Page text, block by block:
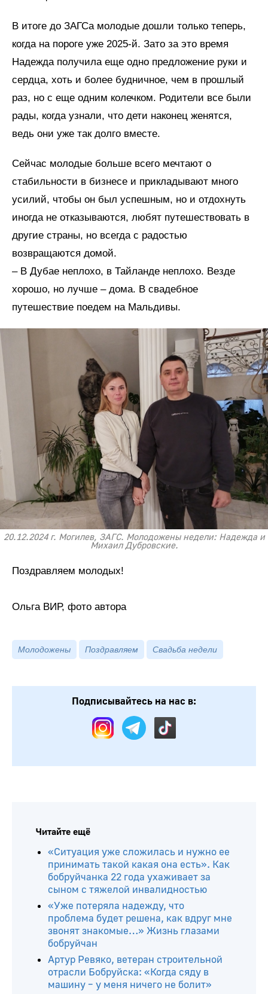
В итоге до ЗАГСа молодые дошли только теперь,
когда на пороге уже 2025-й. Зато за это время
Надежда получила еще одно предложение руки и
сердца, хоть и более будничное, чем в прошлый
раз, но с еще одним колечком. Родители все были
рады, когда узнали, что дети наконец женятся,
ведь они уже так долго вместе.
Сейчас молодые больше всего мечтают о
стабильности в бизнесе и прикладывают много
усилий, чтобы он был успешным, но и отдохнуть
иногда не отказываются, любят путешествовать в
другие страны, но всегда с радостью
возвращаются домой.
– В Дубае неплохо, в Тайланде неплохо. Везде
хорошо, но лучше – дома. В свадебное
путешествие поедем на Мальдивы.
20.12.2024 г. Могилев, ЗАГС. Молодожены недели: Надежда и
Михаил Дубровские.
Поздравляем молодых!
Ольга ВИР, фото автора
Молодожены Поздравляем Свадьба недели
Подписывайтесь на нас в:
Читайте ещё
«Ситуация уже сложилась и нужно ее
принимать такой какая она есть». Как
бобруйчанка 22 года ухаживает за
сыном с тяжелой инвалидностью
«Уже потеряла надежду, что
проблема будет решена, как вдруг мне
звонят знакомые…» Жизнь глазами
бобруйчан
Артур Ревяко, ветеран строительной
отрасли Бобруйска: «Когда сяду в
машину – у меня ничего не болит»